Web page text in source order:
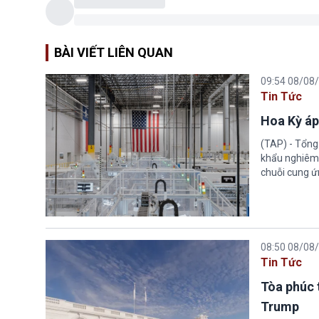
BÀI VIẾT LIÊN QUAN
09:54 08/
Tin Tức
Hoa Kỳ
(TAP) -
khẩu
chuỗi cung
08:50 08/
Tin Tức
Tòa phúc
Trump